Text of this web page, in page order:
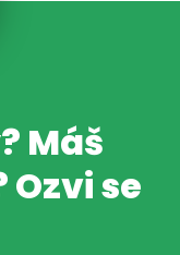
Máš
se